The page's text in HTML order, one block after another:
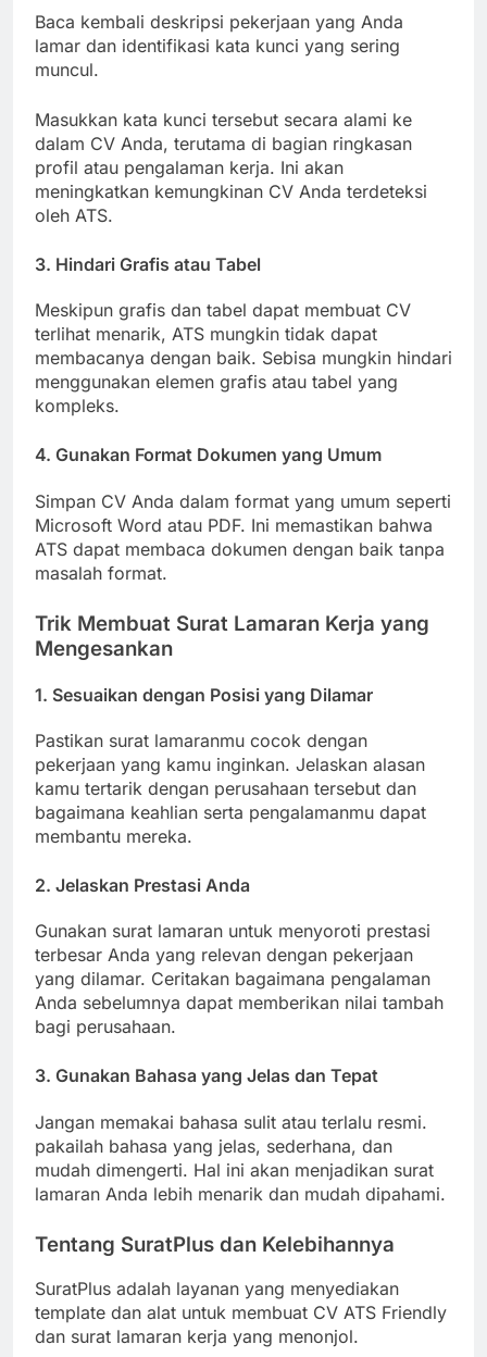
Baca kembali deskripsi pekerjaan yang Anda
lamar dan identifikasi kata kunci yang sering
muncul.
Masukkan kata kunci tersebut secara alami ke
dalam CV Anda, terutama di bagian ringkasan
profil atau pengalaman kerja. Ini akan
meningkatkan kemungkinan CV Anda terdeteksi
oleh ATS.
3. Hindari Grafis atau Tabel
Meskipun grafis dan tabel dapat membuat CV
terlihat menarik, ATS mungkin tidak dapat
membacanya dengan baik. Sebisa mungkin hindari
menggunakan elemen grafis atau tabel yang
kompleks.
4. Gunakan Format Dokumen yang Umum
Simpan CV Anda dalam format yang umum seperti
Microsoft Word atau PDF. Ini memastikan bahwa
ATS dapat membaca dokumen dengan baik tanpa
masalah format.
Trik Membuat Surat Lamaran Kerja yang
Mengesankan
1. Sesuaikan dengan Posisi yang Dilamar
Pastikan surat lamaranmu cocok dengan
pekerjaan yang kamu inginkan. Jelaskan alasan
kamu tertarik dengan perusahaan tersebut dan
bagaimana keahlian serta pengalamanmu dapat
membantu mereka.
2. Jelaskan Prestasi Anda
Gunakan surat lamaran untuk menyoroti prestasi
terbesar Anda yang relevan dengan pekerjaan
yang dilamar. Ceritakan bagaimana pengalaman
Anda sebelumnya dapat memberikan nilai tambah
bagi perusahaan.
3. Gunakan Bahasa yang Jelas dan Tepat
Jangan memakai bahasa sulit atau terlalu resmi.
pakailah bahasa yang jelas, sederhana, dan
mudah dimengerti. Hal ini akan menjadikan surat
lamaran Anda lebih menarik dan mudah dipahami.
Tentang SuratPlus dan Kelebihannya
SuratPlus adalah layanan yang menyediakan
template dan alat untuk membuat CV ATS Friendly
dan surat lamaran kerja yang menonjol.